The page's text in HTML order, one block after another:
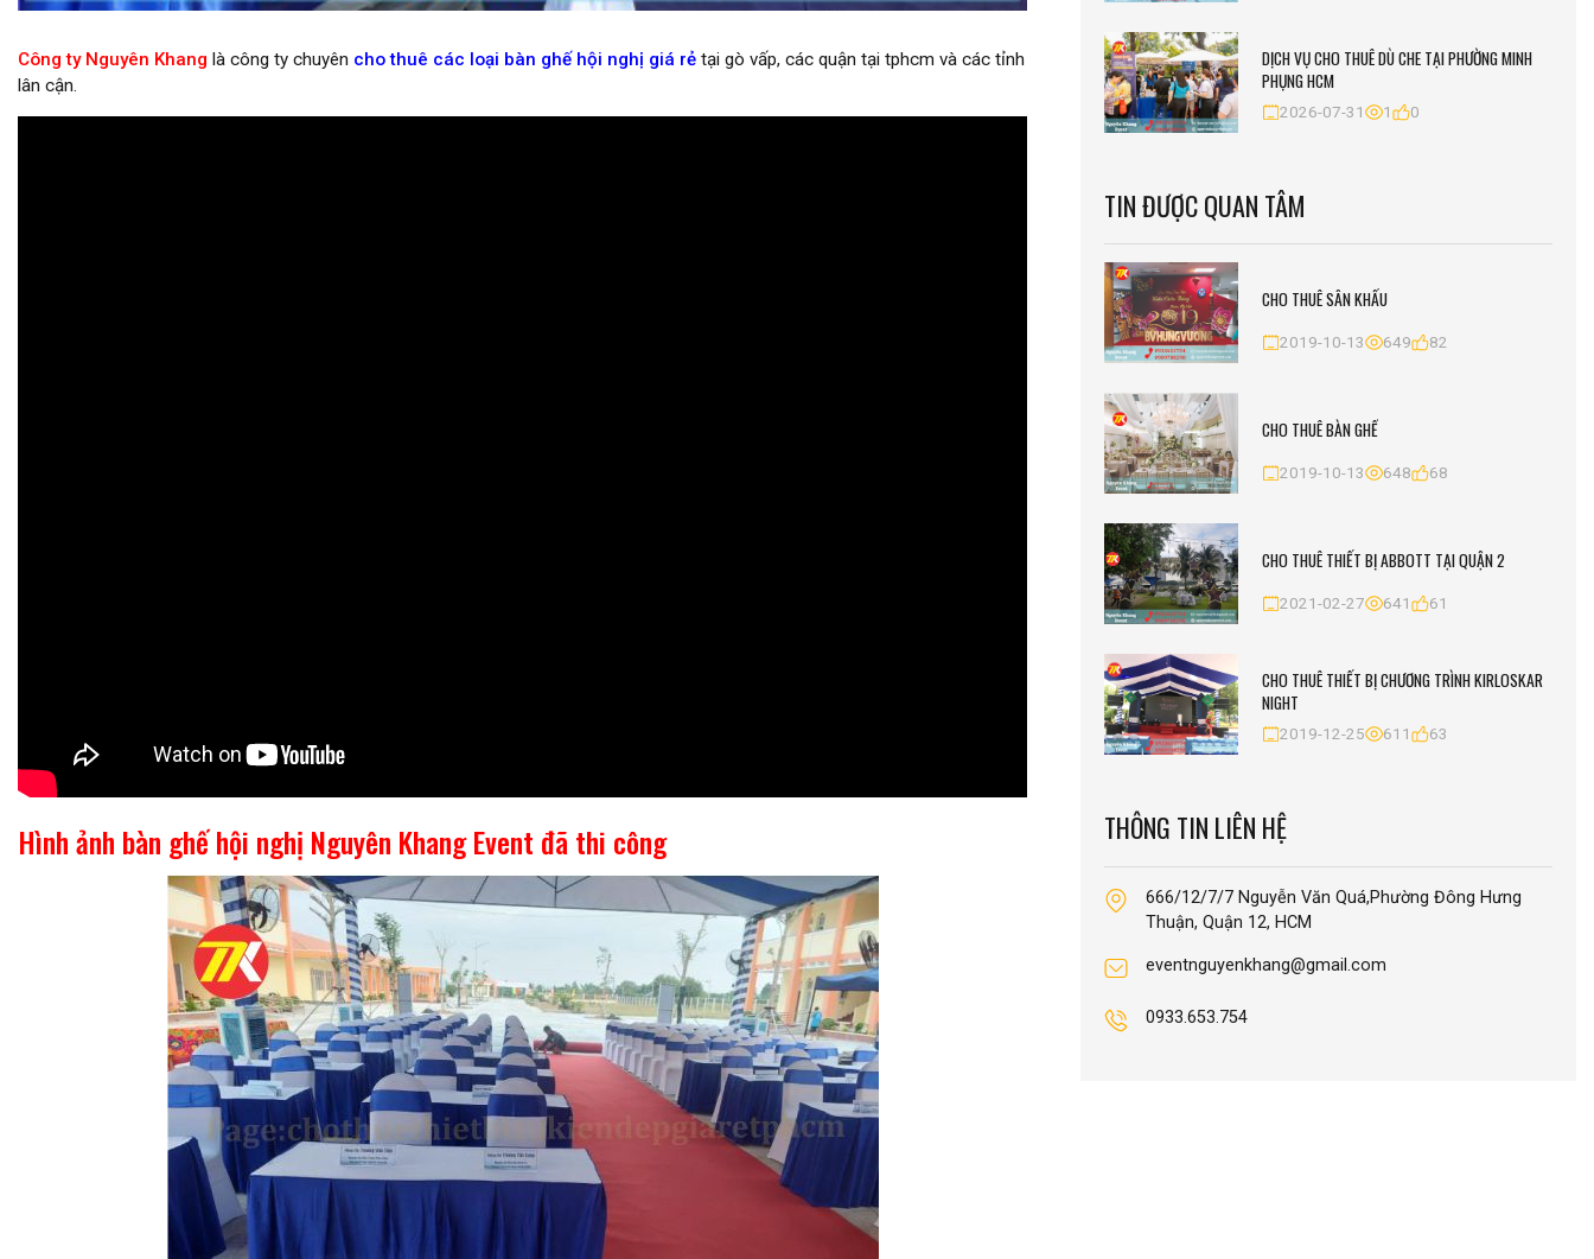
Công ty Nguyên Khang là công ty chuyên cho thuê các loại bàn ghế hội nghị giá rẻ tại gò vấp, các quận tại tphcm và các tỉnh
lân cận.
Hình ảnh bàn ghế hội nghị Nguyên Khang Event đã thi công
DỊCH VỤ CHO THUÊ DÙ CHE TẠI PHƯỜNG MINH
PHỤNG HCM
2026-07-31 1 0
TIN ĐƯỢC QUAN TÂM
CHO THUÊ SÂN KHẤU
2019-10-13 649 82
CHO THUÊ BÀN GHẾ
2019-10-13 648 68
CHO THUÊ THIẾT BỊ ABBOTT TẠI QUẬN 2
2021-02-27 641 61
CHO THUÊ THIẾT BỊ CHƯƠNG TRÌNH KIRLOSKAR
NIGHT
2019-12-25 611 63
THÔNG TIN LIÊN HỆ
666/12/7/7 Nguyễn Văn Quá,Phường Đông Hưng
Thuận, Quận 12, HCM
eventnguyenkhang@gmail.com
0933.653.754